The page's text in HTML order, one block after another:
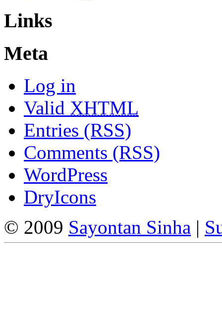
Links
Meta
Log in
Valid XHTML
Entries (RSS)
Comments (RSS)
WordPress
DryIcons
© 2009 Sayontan Sinha |